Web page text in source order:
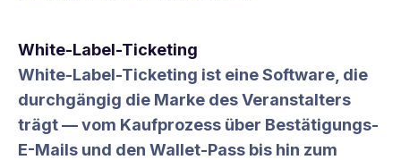
White-Label-Ticketing
White-Label-Ticketing ist eine Software, die
durchgängig die Marke des Veranstalters
trägt — vom Kaufprozess über Bestätigungs-
E-Mails und den Wallet-Pass bis hin zum